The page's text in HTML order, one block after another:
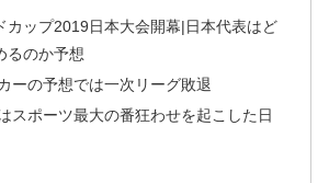
カップ2019日本大会開幕|日本代表はど
るのか予想
ーの予想では一次リーグ敗退
スポーツ最大の番狂わせを起こした日